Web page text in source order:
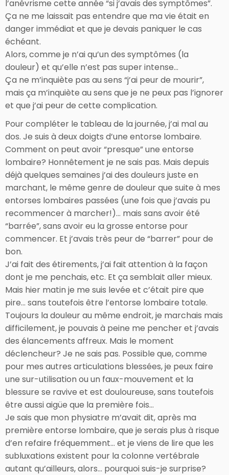
l’anévrisme cette année “si j’avais des symptômes”.
Ça ne me laissait pas entendre que ma vie était en
danger immédiat et que je devais paniquer le cas
échéant.
Alors, comme je n’ai qu’un des symptômes (la
douleur) et qu’elle n’est pas super intense…
Ça ne m’inquiète pas au sens “j’ai peur de mourir”,
mais ça m’inquiète au sens que je ne peux pas l’ignorer
et que j’ai peur de cette complication.
Pour compléter le tableau de la journée, j’ai mal au
dos. Je suis à deux doigts d’une entorse lombaire.
Comment on peut avoir “presque” une entorse
lombaire? Honnêtement je ne sais pas. Mais depuis
déjà quelques semaines j’ai des douleurs juste en
marchant, le même genre de douleur que suite à mes
entorses lombaires passées (une fois que j’avais pu
recommencer à marcher!)… mais sans avoir été
“barrée”, sans avoir eu la grosse entorse pour
commencer. Et j’avais très peur de “barrer” pour de
bon.
J’ai fait des étirements, j’ai fait attention à la façon
dont je me penchais, etc. Et ça semblait aller mieux.
Mais hier matin je me suis levée et c’était pire que
pire… sans toutefois être l’entorse lombaire totale.
Toujours la douleur au même endroit, je marchais mais
difficilement, je pouvais à peine me pencher et j’avais
des élancements affreux. Mais le moment
déclencheur? Je ne sais pas. Possible que, comme
pour mes autres articulations blessées, je peux faire
une sur-utilisation ou un faux-mouvement et la
blessure se ravive et est douloureuse, sans toutefois
être aussi aigüe que la première fois…
Je sais que mon physiatre m’avait dit, après ma
première entorse lombaire, que je serais plus à risque
d’en refaire fréquemment… et je viens de lire que les
subluxations existent pour la colonne vertébrale
autant qu’ailleurs, alors… pourquoi suis-je surprise?